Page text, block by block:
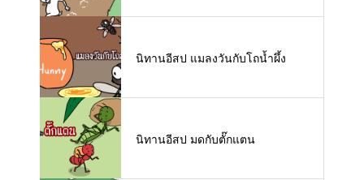
นิทานอีสป แมลงวันกับโถน้ำผึ้ง
นิทานอีสป มดกับตั๊กแตน